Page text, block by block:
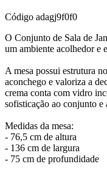
Código adagj9f0f0
O Conjunto de Sala de
um ambiente acolhedor e
A mesa possui estrutura
aconchego e valoriza a
crema conta com vidro
sofisticação ao conjunto
Medidas da mesa:
- 76,5 cm de altura
- 136 cm de largura
- 75 cm de profundidade